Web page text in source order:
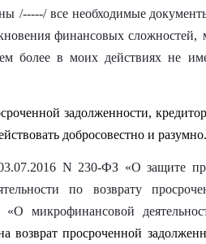
/-----/ все необходимые
финансовых сложностей,
более в моих действиях не
задолженности,
добросовестно и разумно.
N 230-ФЗ «О защите
по возврату
микрофинансовой
возврат просроченной